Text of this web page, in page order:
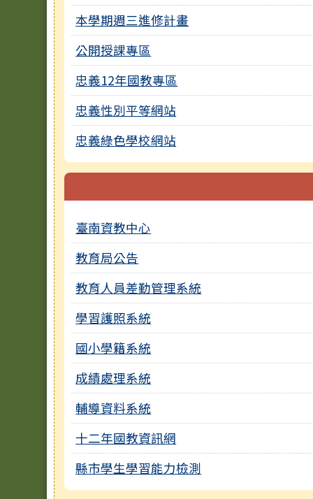
本學期週三進修計畫
公開授課專區
忠義12年國教專區
忠義性別平等網站
忠義綠色學校網站
臺南資教中心
教育局公告
教育人員差勤管理系統
學習護照系統
國小學籍系統
成績處理系統
輔導資料系統
十二年國教資訊網
縣市學生學習能力檢測